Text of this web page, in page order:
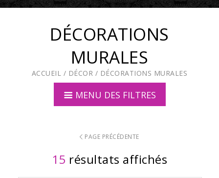
DÉCORATIONS
MURALES
ACCUEIL / DÉCOR / DÉCORATIONS MURALES
MENU DES FILTRES
PAGE PRÉCÉDENTE
15 résultats affichés